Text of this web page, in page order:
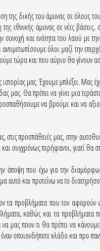
δικής του άμυνας σε όλους
εθνικής άμυνας σε νέες
και ενότητα του λαού με
αντιμετωπίσουμε όλοι μαζί την
τώρα και που αύριο θα γίνουν
μας. Έχουμε μπλέξει.
μας. Θα πρέπει να γίνει μια
να βρούμε και να
προσπάθειές μας, στην
συγχρόνως περήφανοι, γιατί
άποψη που έχω για την
αυτό και προτείνω να το
τα προβλήματα που τον
καθώς και τα προβλήματα
μας πουν τι θα πρέπει να
οποιονδήποτε κλάδο και προ